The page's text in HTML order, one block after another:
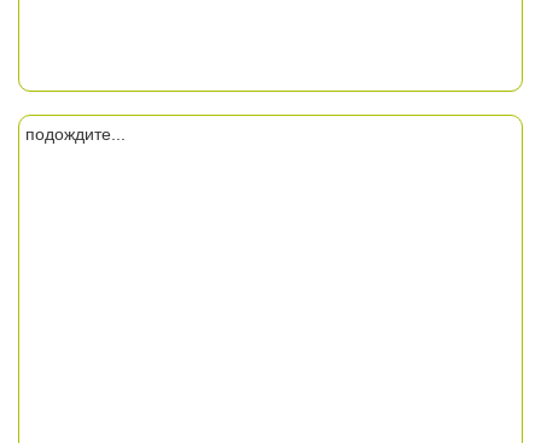
подождите...